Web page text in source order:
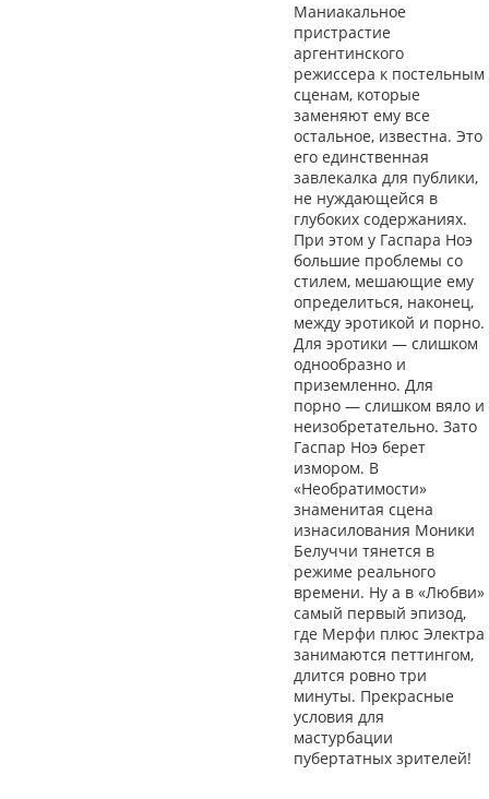
Маниакальное
пристрастие
аргентинского
режиссера к постельным
сценам, которые
заменяют ему все
остальное, известна. Это
его единственная
завлекалка для публики,
не нуждающейся в
глубоких содержаниях.
При этом у Гаспара Ноэ
большие проблемы со
стилем, мешающие ему
определиться, наконец,
между эротикой и порно.
Для эротики — слишком
однообразно и
приземленно. Для
порно — слишком вяло и
неизобретательно. Зато
Гаспар Ноэ берет
измором. В
«Необратимости»
знаменитая сцена
изнасилования Моники
Белуччи тянется в
режиме реального
времени. Ну а в «Любви»
самый первый эпизод,
где Мерфи плюс Электра
занимаются петтингом,
длится ровно три
минуты. Прекрасные
условия для
мастурбации
пубертатных зрителей!